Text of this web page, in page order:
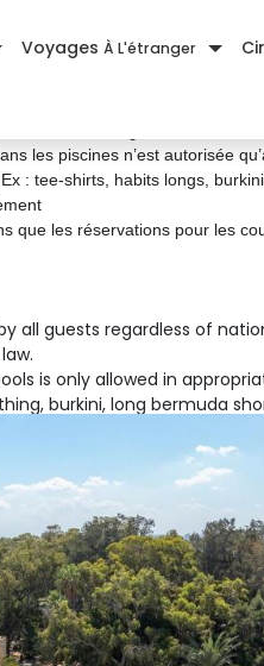
Voyages À L'étranger
, Tunisie
tous les clients quelques
les piscines n’est autorisée
: tee-shirts, habits longs,
que les réservations pour les
all guests regardless of
is only allowed in
burkini, long bermuda
for couples and families;